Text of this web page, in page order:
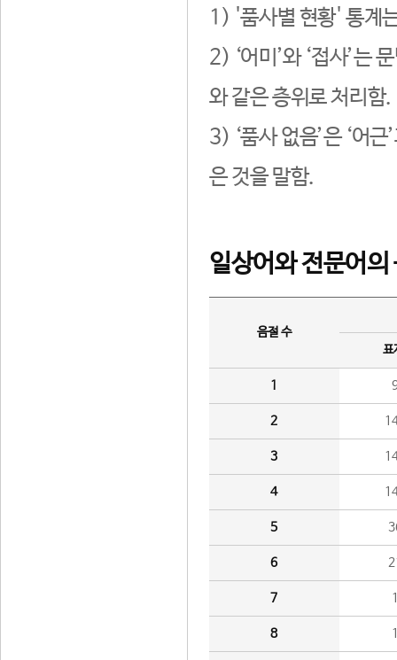
1) '품사별 현황' 통계
2) ‘어미’와 ‘접사’는
와 같은 층위로 처리함.
3) ‘품사 없음’은 ‘어
은 것을 말함.
일상어와 전문어의
음절 수
표
1
2
3
4
5
6
7
8